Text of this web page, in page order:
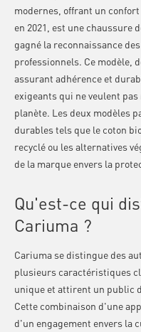
modernes, offrant un
en 2021, est une chaussure
gagné la reconnaissance
professionnels. Ce modèle,
assurant adhérence et
exigeants qui ne veulent
planète. Les deux modèles
durables tels que le coton
recyclé ou les alternatives
de la marque envers la
Qu'est-ce qui
Cariuma ?
Cariuma se distingue des
plusieurs caractéristiques
unique et attirent un public
Cette combinaison d'une
d'un engagement envers la